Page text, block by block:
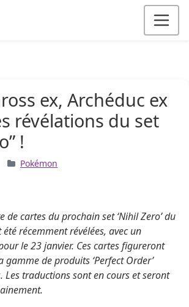
ex, Archéduc ex
révélations du set
!
Pokémon
de cartes du prochain set ‘Nihil Zero’ du
été récemment révélées, avec un
le 23 janvier. Ces cartes figureront
de produits ‘Perfect Order’
Les traductions sont en cours et seront